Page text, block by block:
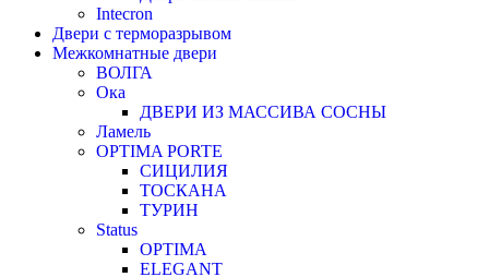
Intecron
Двери с терморазрывом
Межкомнатные двери
ВОЛГА
Ока
ДВЕРИ ИЗ МАССИВА СОСНЫ
Ламель
OPTIMA PORTE
СИЦИЛИЯ
ТОСКАНА
ТУРИН
Status
OPTIMA
ELEGANT